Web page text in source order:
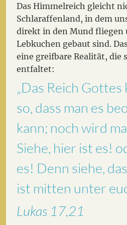
Das Himmelreich gleicht
Schlaraffenland, in dem
direkt in den Mund fliegen
Lebkuchen gebaut sind.
eine greifbare Realität, die
entfaltet:
„Das Reich
so, dass man es
kann; noch wird
Siehe, hier ist es!
es! Denn siehe,
ist mitten unter
Lukas 17,21